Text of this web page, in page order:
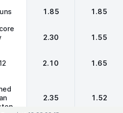
1.85 1.85
2.30 1.55
2.10 1.65
2.35 1.52